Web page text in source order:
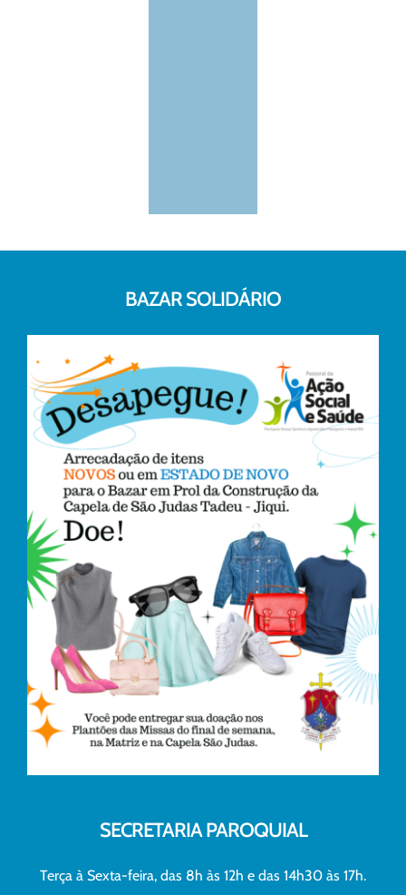
BAZAR SOLIDÁRIO
SECRETARIA PAROQUIAL
Terça à Sexta-feira, das 8h às 12h e das 14h30 às 17h.